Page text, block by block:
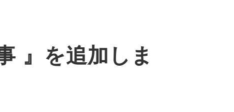
』を追加しま